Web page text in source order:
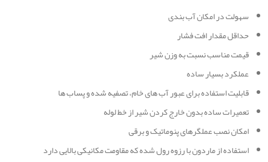
سهولت در امکان آب بندی
حداقل مقدار افت فشار
قیمت مناسب نسبت به وزن شیر
عملکرد بسیار ساده
قابلیت استفاده برای عبور آب های خام، تصفیه شده و پساب ها
تعمیرات ساده بدون خارج کردن شیر از خط لوله
امکان نصب عملگرهای پنوماتیک و برقی
استفاده از ماردون با رزوه رول شده که مقاومت مکانیکی بالایی دارد